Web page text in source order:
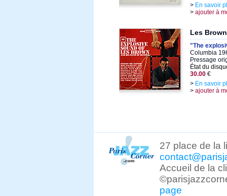
> En savoir
> ajouter à
Les Brown
"The
Columbia
Pressage
État du
30.00 €
> En savoir
> ajouter à
27 place de la
Accueil de la
page